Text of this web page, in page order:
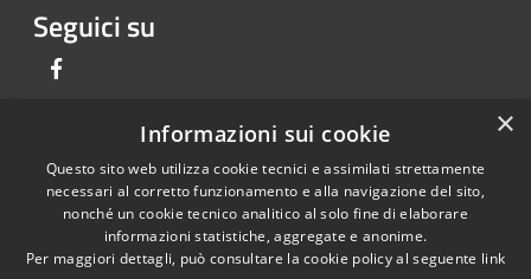
Seguici su
RSS
Accessibilità
Cookie
Copyright © 2026 • Comune di
Isernia • Powered by
Municipium•Accesso
redazione
×
Informazioni sui cookie
Questo sito web utilizza cookie tecnici e assimilati strettamente
necessari al corretto funzionamento e alla navigazione del sito,
nonché un cookie tecnico analitico al solo fine di elaborare
informazioni statistiche, aggregate e anonime.
Per maggiori dettagli, può consultare la cookie policy al seguente link